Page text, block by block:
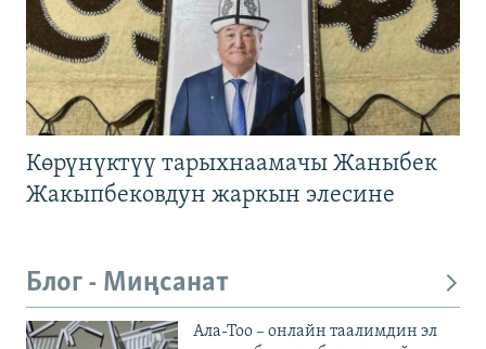
Көрүнүктүү тарыхнаамачы Жаныбек
Жакыпбековдун жаркын элесине
Блог - Миңсанат
Ала-Тоо – онлайн таалимдин эл